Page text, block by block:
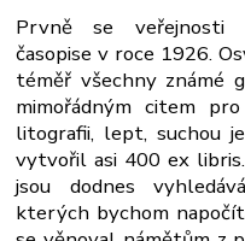
Prvně se veřejnosti
časopise v roce 1926.
téměř všechny známé
mimořádným citem
litografii, lept, suchou
vytvořil asi 400 ex
jsou dodnes
kterých bychom